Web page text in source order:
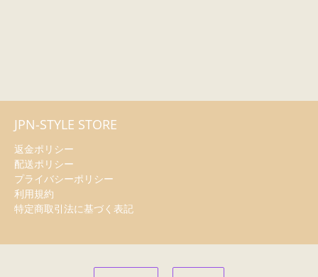
JPN-STYLE STORE
返金ポリシー
配送ポリシー
プライバシーポリシー
利用規約
特定商取引法に基づく表記